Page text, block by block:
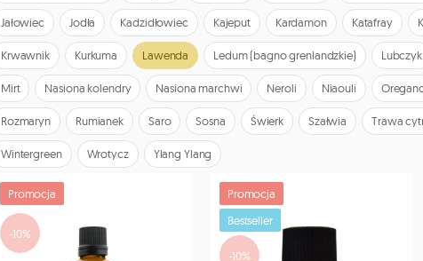
Jałowiec Jodła Kadzidłowiec Kajeput Kardamon Katafray
Krwawnik Kurkuma Lawenda Ledum (bagno grenlandzkie) Lubczyk
Mirt Nasiona kolendry Nasiona marchwi Neroli Niaouli
Rozmaryn Rumianek Saro Sosna Świerk Szałwia Trawa
Wintergreen Wrotycz Ylang Ylang
Promocja
-10%
Promocja
Bestseller
-10%